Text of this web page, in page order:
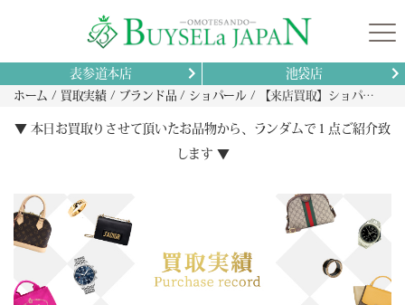
表参道本店 池袋店
ホーム 買取実績 ブランド品 ショパール 【来店買取】ショパール ハッピースポーツスクエア 27/8892-21の買取
▼ 本日お買取りさせて頂いたお品物から、ランダムで１点ご紹介致
します ▼